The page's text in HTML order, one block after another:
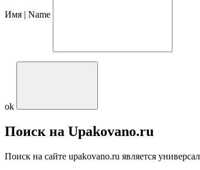
Имя | Name
ok
Поиск на Upakovano.ru
Поиск на сайте upakovano.ru является